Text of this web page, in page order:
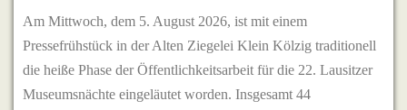
Am Mittwoch, dem 5. August 2026, ist mit einem
Pressefrühstück in der Alten Ziegelei Klein Kölzig traditionell
die heiße Phase der Öffentlichkeitsarbeit für die 22. Lausitzer
Museumsnächte eingeläutet worden. Insgesamt 44